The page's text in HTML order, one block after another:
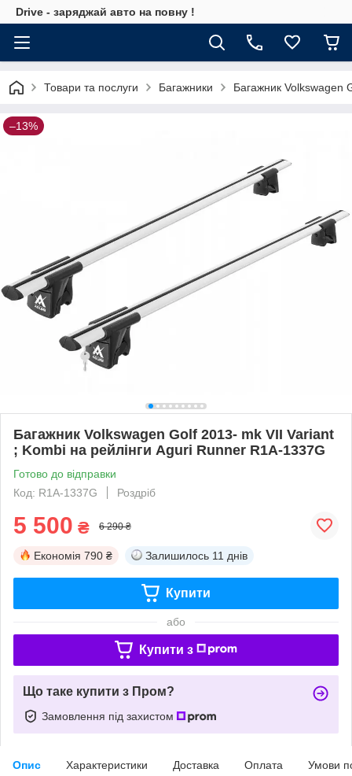
Drive - заряджай авто на повну !
Товари та послуги Багажники Багажник Volkswagen
–13%
Багажник Volkswagen Golf 2013- mk VII Variant
; Kombi на рейлінги Aguri Runner R1A-1337G
Готово до відправки
Код: R1A-1337G
Роздріб
5 500 ₴ 6 290 ₴
Економія 790 ₴ Залишилось 11 днів
Купити
або
Купити з
Що таке купити з Пром?
Замовлення під захистом
Опис Характеристики Доставка Оплата Умови